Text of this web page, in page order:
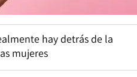
hay detrás de la
mujeres